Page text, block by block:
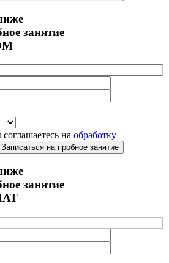
занятие
на обработку
Записаться на пробное занятие
занятие